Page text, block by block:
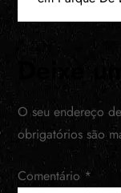
g
a
Deixe
O seu endereço
obrigatórios são
Comentário *